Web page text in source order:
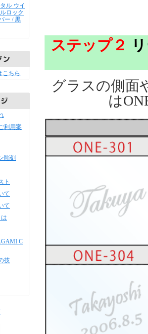
ル ウイ
ロック
ー / 黒
こちら
利用案
彫刻
ト
て
て
C
技
ステップ２
グラスの側面
は